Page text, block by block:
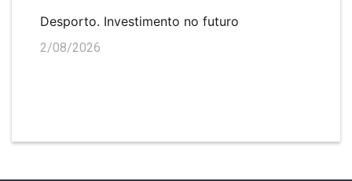
Desporto. Investimento no futuro
2/08/2026